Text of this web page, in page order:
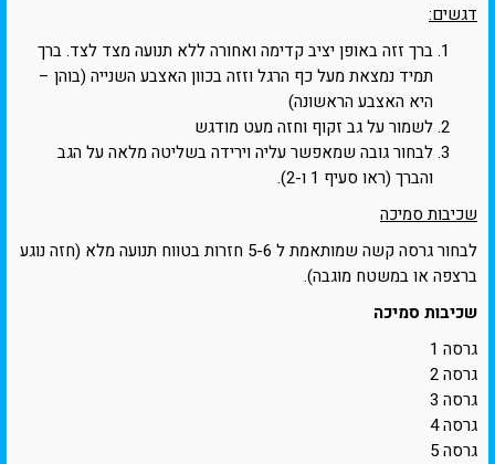
דגשים:
ברך זזה באופן יציב קדימה ואחורה ללא תנועה מצד לצד. ברך
תמיד נמצאת מעל כף הרגל וזזה בכוון האצבע השנייה (בוהן –
היא האצבע הראשונה)
לשמור על גב זקוף וחזה מעט מודגש
לבחור גובה שמאפשר עליה וירידה בשליטה מלאה על הגב
והברך (ראו סעיף 1 ו-2).
שכיבות סמיכה
לבחור גרסה קשה שמותאמת ל 5-6 חזרות בטווח תנועה מלא (חזה נוגע
ברצפה או במשטח מוגבה).
שכיבות סמיכה
גרסה 1
גרסה 2
גרסה 3
גרסה 4
גרסה 5